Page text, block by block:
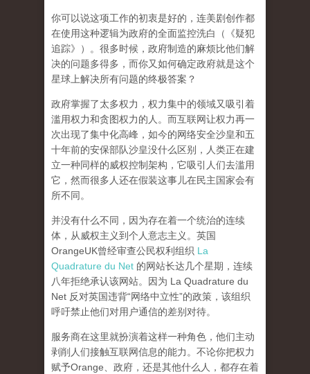
你可以说这项工作的初衷是好的，连美剧创作都
在使用这种逻辑为政府的全面监控洗白（《疑犯
追踪》）。 很多时候，政府制造的麻烦比他们解
决的问题多得多，而你又如何确定政府就是这个
星球上解决所有问题的终极答案？
政府掌握了太多权力，权力集中的领域又吸引着
滥用权力和贪图权力的人。而互联网让权力再一
次出现了集中化高峰， 如今的网络安全沙皇和五
十年前的安保部队沙皇没什么区别，人类正在建
立一种同样的威权控制架构，它吸引人们去滥用
它，然而很多人还在假装这事儿在民主国家会有
所不同。
并没有什么不同，因为存在着一个统治的连续
体，从威权主义到个人意志主义。英国
OrangeUK曾经审查公民权利组织 La
Quadrature du Net 的网站长达几个星期，连续
八年拒绝承认该网站。因为 La Quadrature du
Net 反对英国违背“网络中立性”的政策，该组织
呼吁禁止他们对用户通信的差别对待。
服务商在这里就扮演着这样一种角色，他们主动
剥削人们接触互联网信息的能力。不论你把权力
赋予Orange、政府，还是其他什么人，都存在着